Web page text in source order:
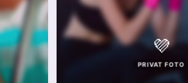
💜
PRIVAT FOTO